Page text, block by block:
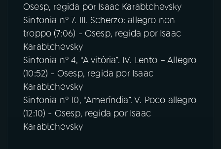
Osesp, regida por Isaac Karabtchevsky
Sinfonia nº 7. III. Scherzo: allegro non
troppo (7:06) - Osesp, regida por Isaac
Karabtchevsky
Sinfonia nº 4, “A vitória”. IV. Lento – Allegro
(10:52) - Osesp, regida por Isaac
Karabtchevsky
Sinfonia nº 10, “Ameríndia”. V. Poco allegro
(12:10) - Osesp, regida por Isaac
Karabtchevsky